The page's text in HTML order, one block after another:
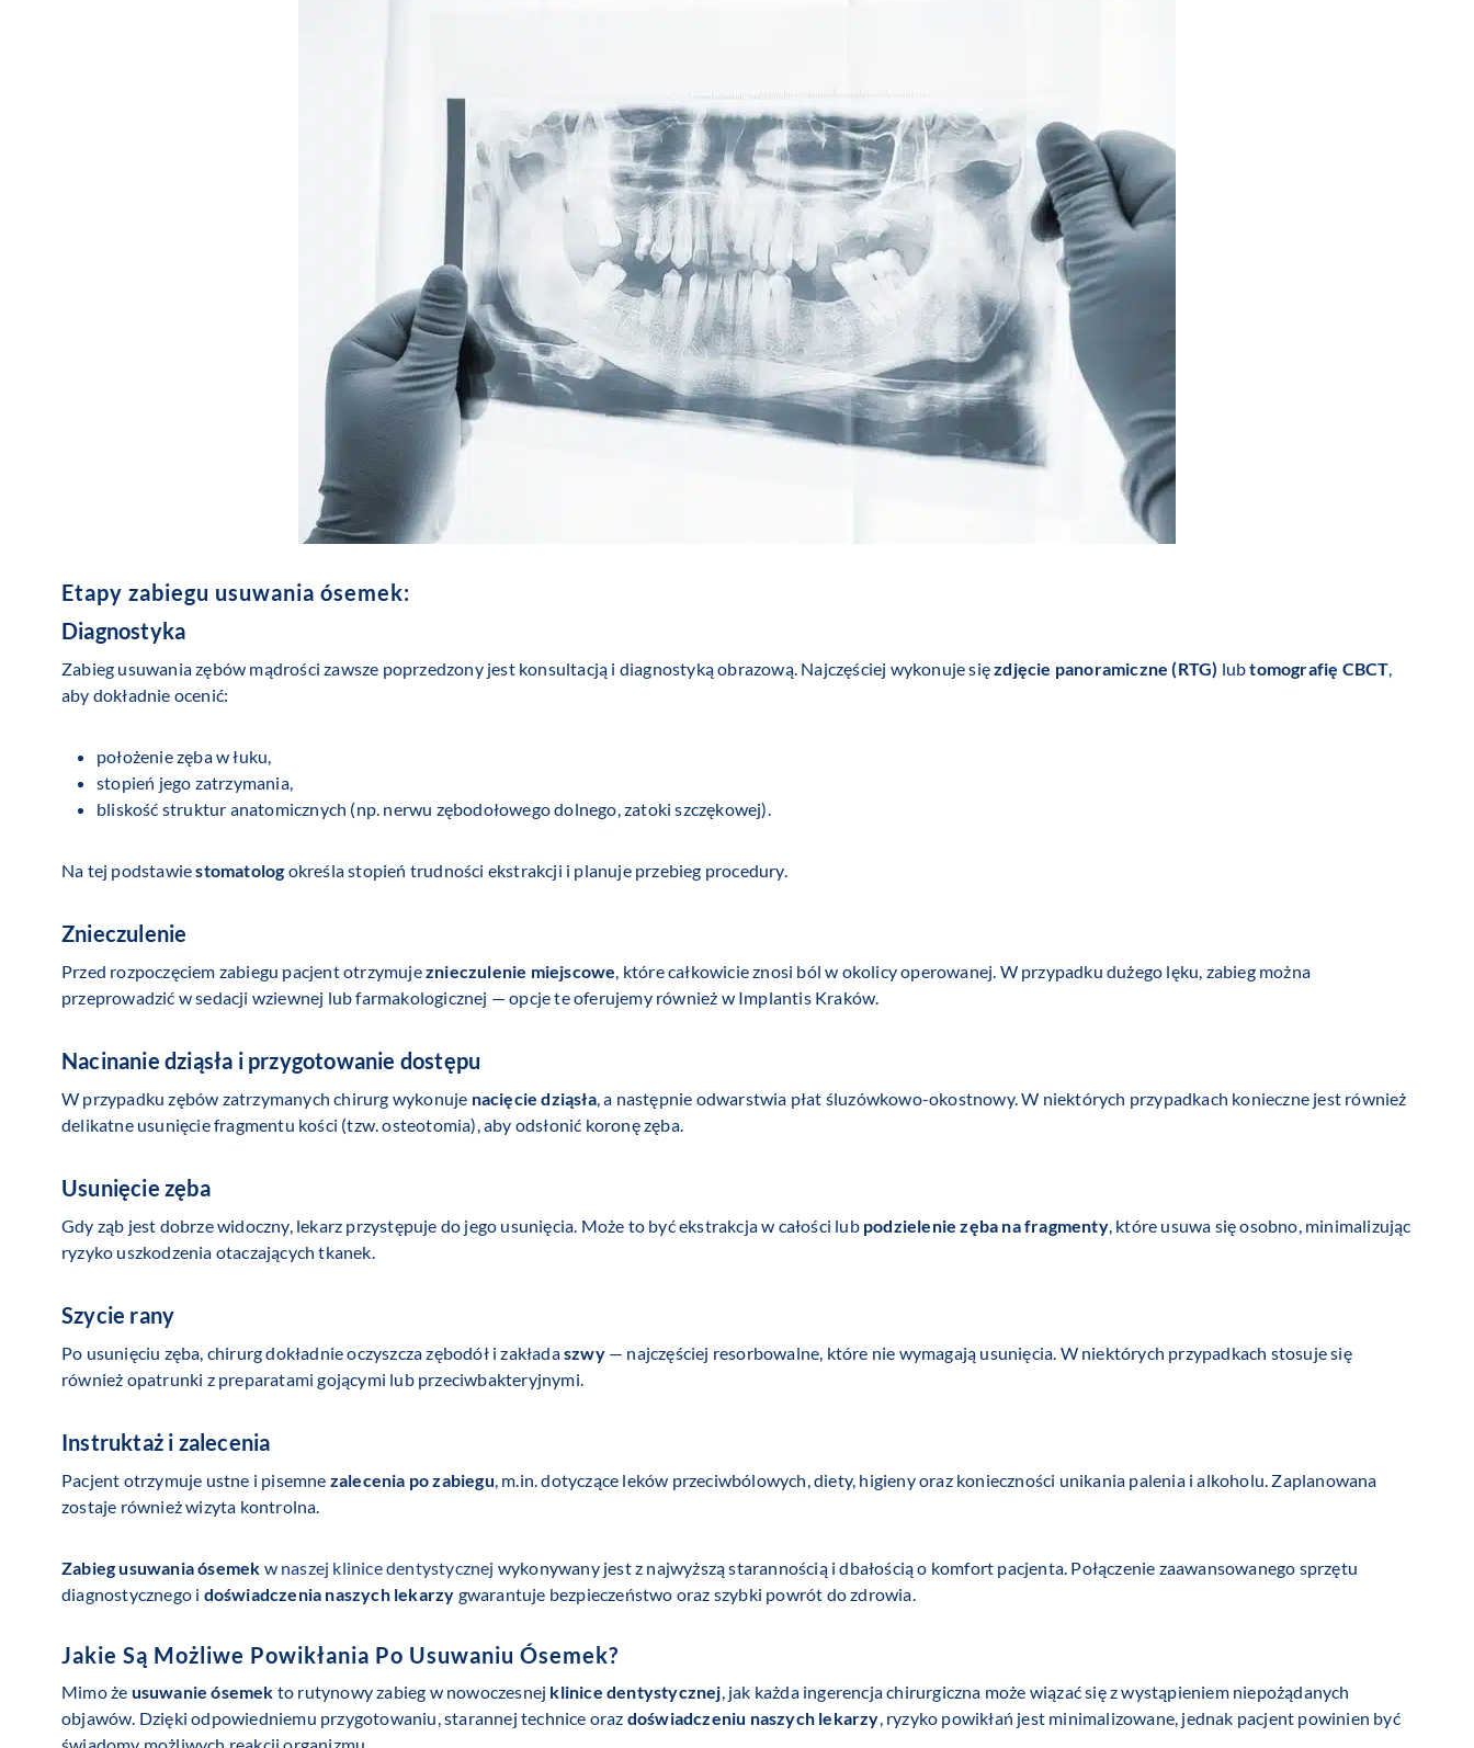
Etapy zabiegu usuwania ósemek:
Diagnostyka
Zabieg usuwania zębów mądrości zawsze poprzedzony jest konsultacją i diagnostyką obrazową. Najczęściej wykonuje sięzdjęcie panoramiczne (RTG) lubtomografię CBCT
aby dokładnie ocenić:
położenie zęba w łuku,
stopień jego zatrzymania,
bliskość struktur anatomicznych (np. nerwu zębodołowego dolnego, zatoki szczękowej).
Na tej podstawiestomatologokreśla stopień trudności ekstrakcji i planuje przebieg procedury.
Znieczulenie
Przed rozpoczęciem zabiegu pacjent otrzymujeznieczulenie miejscowe , które całkowicie znosi ból w okolicy operowanej. W przypadku dużego lęku, zabieg można
przeprowadzić w sedacji wziewnej lub farmakologicznej — opcje te oferujemy również w Implantis Kraków.
Nacinanie dziąsła i przygotowanie dostępu
W przypadku zębów zatrzymanych chirurg wykonuje nacięcie dziąsła, a następnie odwarstwia płat śluzówkowo-okostnowy. W niektórych przypadkach konieczne jest również
delikatne usunięcie fragmentu kości (tzw. osteotomia), aby odsłonić koronę zęba.
Usunięcie zęba
Gdy ząb jest dobrze widoczny, lekarz przystępuje do jego usunięcia. Może to być ekstrakcja w całości lub podzielenie zęba na fragmenty, które usuwa się osobno, minimalizując
ryzyko uszkodzenia otaczających tkanek.
Szycie rany
Po usunięciu zęba, chirurg dokładnie oczyszcza zębodół i zakładaszwy— najczęściej resorbowalne, które nie wymagają usunięcia. W niektórych przypadkach stosuje się
również opatrunki z preparatami gojącymi lub przeciwbakteryjnymi.
Instruktaż i zalecenia
Pacjent otrzymuje ustne i pisemne zalecenia po zabiegu , m.in. dotyczące leków przeciwbólowych, diety, higieny oraz konieczności unikania palenia i alkoholu. Zaplanowana
zostaje również wizyta kontrolna.
Zabieg usuwania ósemek w naszej klinice dentystycznej wykonywany jest z najwyższą starannością i dbałością o komfort pacjenta. Połączenie zaawansowanego sprzętu
diagnostycznego i doświadczenia naszych lekarzy gwarantuje bezpieczeństwo oraz szybki powrót do zdrowia.
Jakie Są Możliwe Powikłania Po Usuwaniu Ósemek?
Mimo że usuwanie ósemek to rutynowy zabieg w nowoczesnej klinice dentystycznej , jak każda ingerencja chirurgiczna może wiązać się z wystąpieniem niepożądanych
objawów. Dzięki odpowiedniemu przygotowaniu, starannej technice oraz doświadczeniu naszych lekarzy , ryzyko powikłań jest minimalizowane, jednak pacjent powinien być